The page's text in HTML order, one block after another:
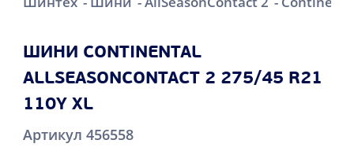
ШИНИ CONTINENTAL
ALLSEASONCONTACT 2 275/45 R21
110Y XL
Артикул 456558